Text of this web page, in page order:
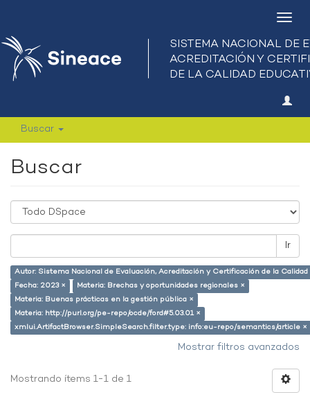
Buscar
Buscar
Ir
Autor: Sistema Nacional de Evaluación, Acreditación y Certificación de la
Fecha: 2023 ×
Materia: Brechas y oportunidades regionales ×
Materia: Buenas prácticas en la gestión pública ×
Materia: http://purl.org/pe-repo/ocde/ford#5.03.01 ×
xmlui.ArtifactBrowser.SimpleSearch.filter.type: info:eu-repo/semantics/article ×
Mostrar filtros avanzados
Mostrando ítems 1-1 de 1